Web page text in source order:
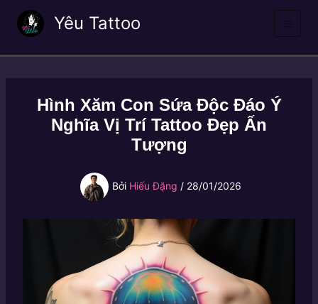
dung
Yêu Tattoo
Hình Xăm Con Sứa Độc Đáo Ý
Nghĩa Vị Trí Tattoo Đẹp Ấn
Tượng
Bởi Hiếu Đặng / 28/01/2026